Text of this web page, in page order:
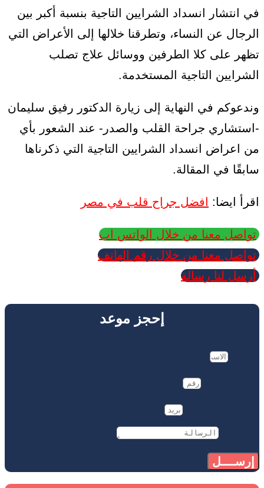
في انتشار انسداد الشرايين التاجية بنسبة أكبر بين
الرجال عن النساء، وتطرقنا خلالها إلى الأعراض التي
تظهر على كلا الطرفين ووسائل علاج تصلب
الشرايين التاجية المستخدمة.
وندعوكم في النهاية إلى زيارة الدكتور رفيق سليمان
-استشاري جراحة القلب والصدر- عند الشعور بأي
من اعراض انسداد الشرايين التاجية التي ذكرناها
سابقًا في المقالة.
اقرأ ايضا: افضل جراح قلب في مصر
تواصل معنا من خلال الواتس اب
تواصل معنا من خلال رقم الهاتف
أرسل لنا رسالة
إحجز موعد
إرســــل